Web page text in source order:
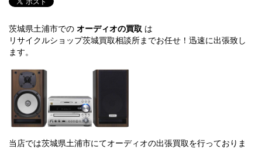
茨城県土浦市での オーディオの買取 は
リサイクルショップ茨城買取相談所までお任せ！迅速に出張致し
ます。
当店では茨城県土浦市にてオーディオの出張買取を行っておりま